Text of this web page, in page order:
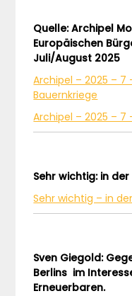
Quelle: Archipel
Europäischen
Juli/August 2025
Archipel – 2025 – 7
Bauernkriege
Archipel – 2025 – 7
Sehr wichtig: in
Sehr wichtig – in
Sven Giegold:
Berlins im
Erneuerbaren.